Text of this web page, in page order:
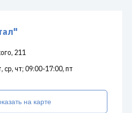
211
ср, чт; 09:00-17:00, пт
на карте